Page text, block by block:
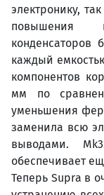
электронику,
повышения
конденсаторов
каждый
компонентов
мм по
уменьшения
заменила всю
выводами.
обеспечивает
Теперь Supra в